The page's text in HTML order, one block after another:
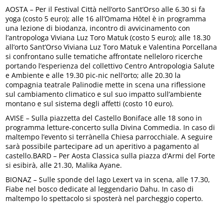
AOSTA – Per il Festival Città nell’orto Sant’Orso alle 6.30 si fa
yoga (costo 5 euro); alle 16 all’Omama Hôtel è in programma
una lezione di biodanza, incontro di avvicinamento con
l’antropologa Viviana Luz Toro Matuk (costo 5 euro); alle 18.30
all’orto Sant’Orso Viviana Luz Toro Matuk e Valentina Porcellana
si confrontano sulle tematiche affrontate nelleloro ricerche
portando l’esperienza del collettivo Centro Antropologia Salute
e Ambiente e alle 19.30 pic-nic nell’orto; alle 20.30 la
compagnia teatrale Palinodie mette in scena una riflessione
sul cambiamento climatico e sul suo impatto sull’ambiente
montano e sul sistema degli affetti (costo 10 euro).
AVISE – Sulla piazzetta del Castello Boniface alle 18 sono in
programma letture-concerto sulla Divina Commedia. In caso di
maltempo l’evento si terrànella Chiesa parrocchiale. A seguire
sarà possibile partecipare ad un aperitivo a pagamento al
castello.BARD – Per Aosta Classica sulla piazza d’Armi del Forte
si esibirà, alle 21.30, Malika Ayane.
BIONAZ – Sulle sponde del lago Lexert va in scena, alle 17.30,
Fiabe nel bosco dedicate al leggendario Dahu. In caso di
maltempo lo spettacolo si sposterà nel parcheggio coperto.